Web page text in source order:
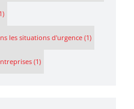
les situations d'urgence (1)
(1)